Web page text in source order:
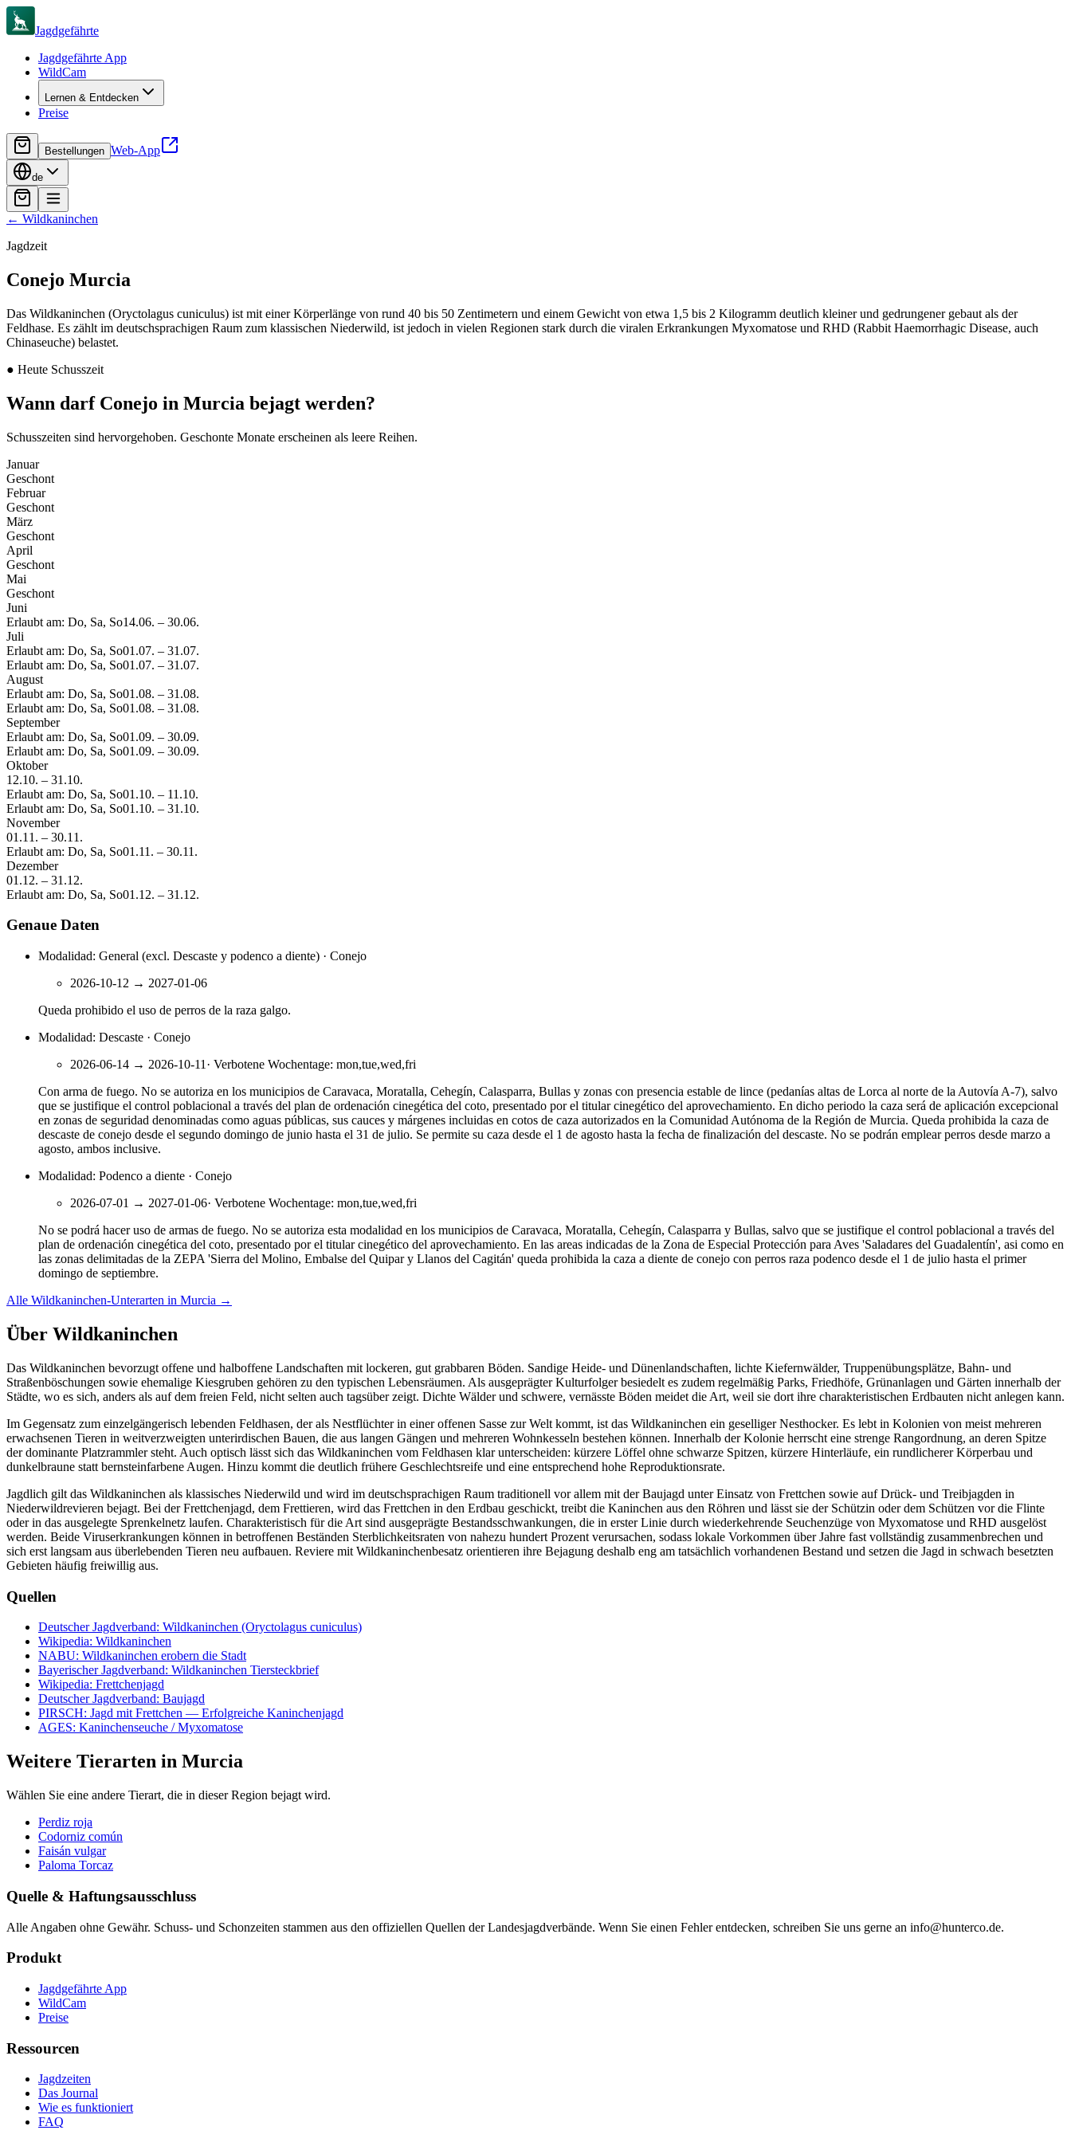
Jagdgefährte
Jagdgefährte App
WildCam
Lernen & Entdecken
Preise
Bestellungen Web-App
de
← Wildkaninchen
Jagdzeit
Conejo Murcia
Das Wildkaninchen (Oryctolagus cuniculus) ist mit einer Körperlänge von rund 40 bis 50 Zentimetern und einem Gewicht von etwa 1,5 bis 2 Kilogramm deutlich kleiner und gedrungener gebaut als der
Feldhase. Es zählt im deutschsprachigen Raum zum klassischen Niederwild, ist jedoch in vielen Regionen stark durch die viralen Erkrankungen Myxomatose und RHD (Rabbit Haemorrhagic Disease, auch
Chinaseuche) belastet.
● Heute Schusszeit
Wann darf Conejo in Murcia bejagt werden?
Schusszeiten sind hervorgehoben. Geschonte Monate erscheinen als leere Reihen.
Januar
Geschont
Februar
Geschont
März
Geschont
April
Geschont
Mai
Geschont
Juni
Erlaubt am: Do, Sa, So14.06. – 30.06.
Juli
Erlaubt am: Do, Sa, So01.07. – 31.07.
Erlaubt am: Do, Sa, So01.07. – 31.07.
August
Erlaubt am: Do, Sa, So01.08. – 31.08.
Erlaubt am: Do, Sa, So01.08. – 31.08.
September
Erlaubt am: Do, Sa, So01.09. – 30.09.
Erlaubt am: Do, Sa, So01.09. – 30.09.
Oktober
12.10. – 31.10.
Erlaubt am: Do, Sa, So01.10. – 11.10.
Erlaubt am: Do, Sa, So01.10. – 31.10.
November
01.11. – 30.11.
Erlaubt am: Do, Sa, So01.11. – 30.11.
Dezember
01.12. – 31.12.
Erlaubt am: Do, Sa, So01.12. – 31.12.
Genaue Daten
Modalidad: General (excl. Descaste y podenco a diente) · Conejo
2026-10-12 → 2027-01-06
Queda prohibido el uso de perros de la raza galgo.
Modalidad: Descaste · Conejo
2026-06-14 → 2026-10-11 · Verbotene Wochentage: mon,tue,wed,fri
Con arma de fuego. No se autoriza en los municipios de Caravaca, Moratalla, Cehegín, Calasparra, Bullas y zonas con presencia estable de lince (pedanías altas de Lorca al norte de la Autovía A-7), salvo
que se justifique el control poblacional a través del plan de ordenación cinegética del coto, presentado por el titular cinegético del aprovechamiento. En dicho periodo la caza será de aplicación excepcional
en zonas de seguridad denominadas como aguas públicas, sus cauces y márgenes incluidas en cotos de caza autorizados en la Comunidad Autónoma de la Región de Murcia. Queda prohibida la caza de
descaste de conejo desde el segundo domingo de junio hasta el 31 de julio. Se permite su caza desde el 1 de agosto hasta la fecha de finalización del descaste. No se podrán emplear perros desde marzo a
agosto, ambos inclusive.
Modalidad: Podenco a diente · Conejo
2026-07-01 → 2027-01-06· Verbotene Wochentage: mon,tue,wed,fri
No se podrá hacer uso de armas de fuego. No se autoriza esta modalidad en los municipios de Caravaca, Moratalla, Cehegín, Calasparra y Bullas, salvo que se justifique el control poblacional a través del
plan de ordenación cinegética del coto, presentado por el titular cinegético del aprovechamiento. En las areas indicadas de la Zona de Especial Protección para Aves 'Saladares del Guadalentín', asi como en
las zonas delimitadas de la ZEPA 'Sierra del Molino, Embalse del Quipar y Llanos del Cagitán' queda prohibida la caza a diente de conejo con perros raza podenco desde el 1 de julio hasta el primer
domingo de septiembre.
Alle Wildkaninchen-Unterarten in Murcia →
Über Wildkaninchen
Das Wildkaninchen bevorzugt offene und halboffene Landschaften mit lockeren, gut grabbaren Böden. Sandige Heide- und Dünenlandschaften, lichte Kiefernwälder, Truppenübungsplätze, Bahn- und
Straßenböschungen sowie ehemalige Kiesgruben gehören zu den typischen Lebensräumen. Als ausgeprägter Kulturfolger besiedelt es zudem regelmäßig Parks, Friedhöfe, Grünanlagen und Gärten innerhalb der
Städte, wo es sich, anders als auf dem freien Feld, nicht selten auch tagsüber zeigt. Dichte Wälder und schwere, vernässte Böden meidet die Art, weil sie dort ihre charakteristischen Erdbauten nicht anlegen kann.
Im Gegensatz zum einzelgängerisch lebenden Feldhasen, der als Nestflüchter in einer offenen Sasse zur Welt kommt, ist das Wildkaninchen ein geselliger Nesthocker. Es lebt in Kolonien von meist mehreren
erwachsenen Tieren in weitverzweigten unterirdischen Bauen, die aus langen Gängen und mehreren Wohnkesseln bestehen können. Innerhalb der Kolonie herrscht eine strenge Rangordnung, an deren Spitze
der dominante Platzrammler steht. Auch optisch lässt sich das Wildkaninchen vom Feldhasen klar unterscheiden: kürzere Löffel ohne schwarze Spitzen, kürzere Hinterläufe, ein rundlicherer Körperbau und
dunkelbraune statt bernsteinfarbene Augen. Hinzu kommt die deutlich frühere Geschlechtsreife und eine entsprechend hohe Reproduktionsrate.
Jagdlich gilt das Wildkaninchen als klassisches Niederwild und wird im deutschsprachigen Raum traditionell vor allem mit der Baujagd unter Einsatz von Frettchen sowie auf Drück- und Treibjagden in
Niederwildrevieren bejagt. Bei der Frettchenjagd, dem Frettieren, wird das Frettchen in den Erdbau geschickt, treibt die Kaninchen aus den Röhren und lässt sie der Schützin oder dem Schützen vor die Flinte
oder in das ausgelegte Sprenkelnetz laufen. Charakteristisch für die Art sind ausgeprägte Bestandsschwankungen, die in erster Linie durch wiederkehrende Seuchenzüge von Myxomatose und RHD ausgelöst
werden. Beide Viruserkrankungen können in betroffenen Beständen Sterblichkeitsraten von nahezu hundert Prozent verursachen, sodass lokale Vorkommen über Jahre fast vollständig zusammenbrechen und
sich erst langsam aus überlebenden Tieren neu aufbauen. Reviere mit Wildkaninchenbesatz orientieren ihre Bejagung deshalb eng am tatsächlich vorhandenen Bestand und setzen die Jagd in schwach besetzten
Gebieten häufig freiwillig aus.
Quellen
Deutscher Jagdverband: Wildkaninchen (Oryctolagus cuniculus)
Wikipedia: Wildkaninchen
NABU: Wildkaninchen erobern die Stadt
Bayerischer Jagdverband: Wildkaninchen Tiersteckbrief
Wikipedia: Frettchenjagd
Deutscher Jagdverband: Baujagd
PIRSCH: Jagd mit Frettchen — Erfolgreiche Kaninchenjagd
AGES: Kaninchenseuche / Myxomatose
Weitere Tierarten in Murcia
Wählen Sie eine andere Tierart, die in dieser Region bejagt wird.
Perdiz roja
Codorniz común
Faisán vulgar
Paloma Torcaz
Quelle & Haftungsausschluss
Alle Angaben ohne Gewähr. Schuss- und Schonzeiten stammen aus den offiziellen Quellen der Landesjagdverbände. Wenn Sie einen Fehler entdecken, schreiben Sie uns gerne an info@hunterco.de.
Produkt
Jagdgefährte App
WildCam
Preise
Ressourcen
Jagdzeiten
Das Journal
Wie es funktioniert
FAQ